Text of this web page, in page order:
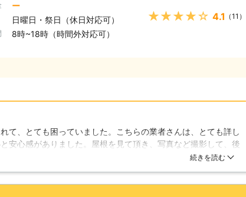
喘息などのアレルギー症状を引き起こすことがあります。また糞
観を悪化させるだけではなく、金属を腐食させるため、建物の価
しまいます。ハトの糞が残っていると、他のハトを呼び寄せるこ
ンダや室外機の下に巣をつくります。完全にハトを駆除するのは
てきたり手すりなどに停まらないように対策を行います。また忌
してハトを寄せ付けないようにします。このような対策をとって
も、ハトの糞が残っている場合は、他のハトが来るのを防ぐため
けることが必要です。
ー
日曜日・祭日（休日対応可）
8時~18時（時間外対応可）
★★★★★ 4.1 （11）
て、とても困っていました。こちらの業者さんは、とても詳し
安心感がありました。屋根を見て頂き、写真など撮影して、後
、すべてとの事と良心的は金額dした。予算も立てやすくてお
続きを読む